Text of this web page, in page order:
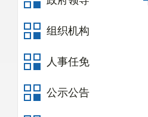
组织机构
人事任免
公示公告